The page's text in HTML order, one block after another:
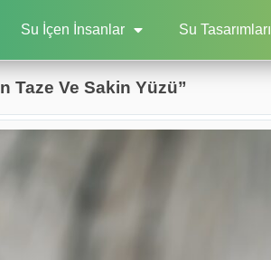
Su İçen İnsanlar Su Tasarımları
Taze Ve Sakin Yüzü”